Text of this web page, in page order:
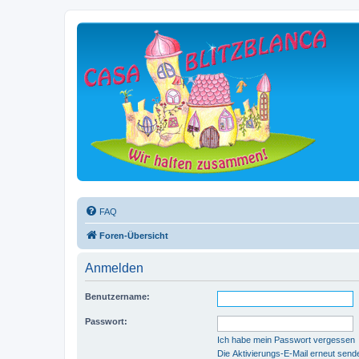
FAQ
Foren-Übersicht
Anmelden
Benutzername:
Passwort:
Ich habe mein Passwort vergessen
Die Aktivierungs-E-Mail erneut